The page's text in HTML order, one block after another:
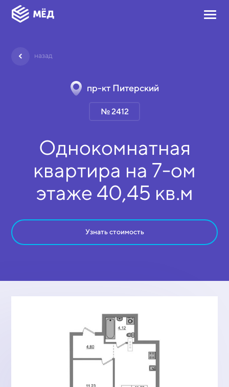
назад
пр-кт Питерский
№ 2412
Однокомнатная
квартира на 7-ом
этаже 40,45 кв.м
Узнать стоимость